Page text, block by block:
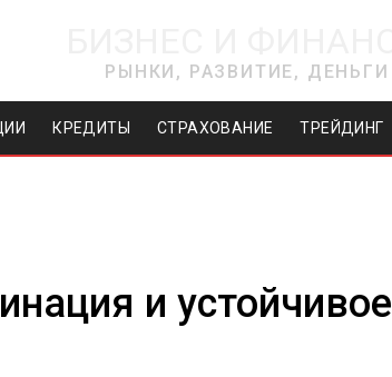
РЫНКИ, РАЗВИТИЕ, ДЕНЬГИ
КРЕДИТЫ СТРАХОВАНИЕ ТРЕЙДИНГ
и устойчивое